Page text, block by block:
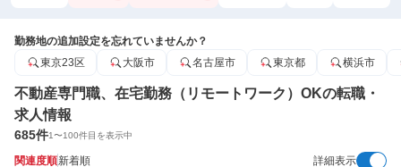
勤務地の追加設定を忘れていませんか？
東京23区
大阪市 名古屋市 東京都 横浜市
不動産専門職、在宅勤務（リモートワーク）OKの転職・
求人情報
685件1〜100件目を表示中
関連度順新着順 詳細表示